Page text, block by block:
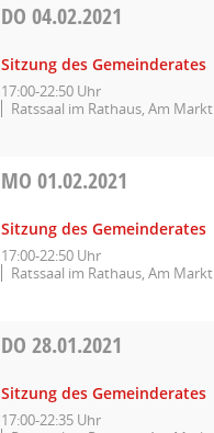
DO04.02.2021
Sitzung des Gemeinderates
17:00-22:50 Uhr
Ratssaal im Rathaus, Am
MO01.02.2021
Sitzung des Gemeinderates
17:00-22:50 Uhr
Ratssaal im Rathaus, Am
DO28.01.2021
Sitzung des Gemeinderates
17:00-22:35 Uhr